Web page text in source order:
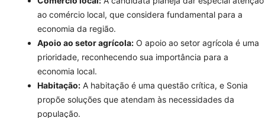
ao comércio local, que considera fundamental para a
economia da região.
Apoio ao setor agrícola: O apoio ao setor agrícola é uma
prioridade, reconhecendo sua importância para a
economia local.
Habitação: A habitação é uma questão crítica, e Sonia
propõe soluções que atendam às necessidades da
população.